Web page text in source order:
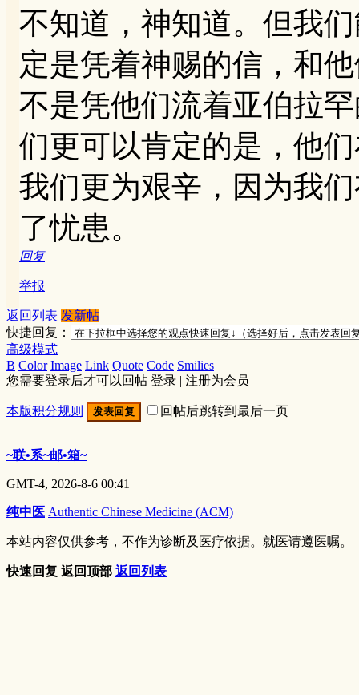
不知道，神知道。但我
定是凭着神赐的信，和
不是凭他们流着亚伯拉
们更可以肯定的是，他
我们更为艰辛，因为我
了忧患。
回复
举报
返回列表 发新帖
快捷回复：
高级模式
B Color Image Link Quote Code Smilies
您需要登录后才可以回帖 登录 | 注册为会员
本版积分规则 发表回复 回帖后跳转到最后一页
~联•系~邮•箱~
GMT-4, 2026-8-6 00:41
纯中医 Authentic Chinese Medicine (ACM)
本站内容仅供参考，不作为诊断及医疗依据。就医请遵医嘱。
快速回复 返回顶部 返回列表